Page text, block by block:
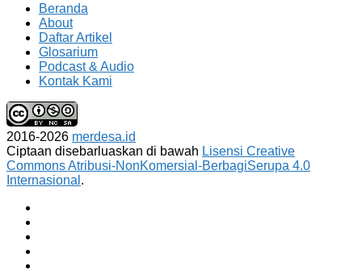
Beranda
About
Daftar Artikel
Glosarium
Podcast & Audio
Kontak Kami
2016-2026 merdesa.id
Ciptaan disebarluaskan di bawah Lisensi Creative
Commons Atribusi-NonKomersial-BerbagiSerupa 4.0
Internasional .